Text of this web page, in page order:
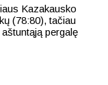
Kazakausko
(78:80), tačiau
aštuntąją pergalę